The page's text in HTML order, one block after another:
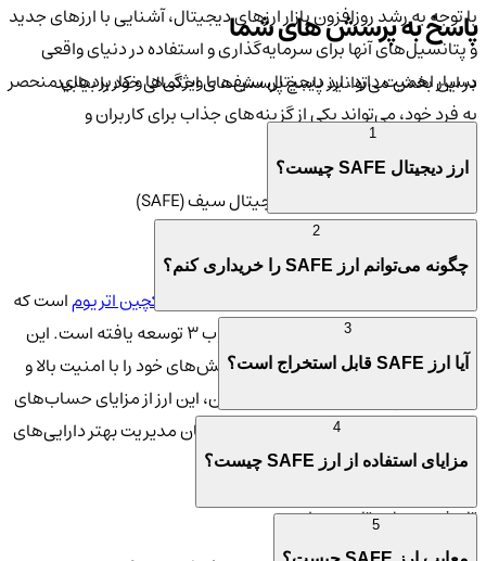
با توجه به رشد روزافزون بازار ارزهای دیجیتال، آشنایی با ارزهای جدید
و پتانسیل‌های آنها برای سرمایه‌گذاری و استفاده در دنیای واقعی
بسیار اهمیت دارد. ارز دیجیتال سیف، با ویژگی‌ها و کاربردهای منحصر
به فرد خود، می‌تواند یکی از گزینه‌های جذاب برای کاربران و
سرمایه‌گذاران باشد.
ویژگی‌های منحصر به فرد ارز دیجیتال سیف (SAFE)
تعاریف و مفاهیم پایه مرتبط با ارز SAFE
ارز دیجیتال SAFE یک توکن ERC-20 بر بستر
بلاکچین اتریوماست که
با هدف ایجاد یک لایه مالکیت امن در وب ۳ توسعه یافته است. این
توکن به کاربران امکان می‌دهد تا تراکنش‌های خود را با امنیت بالا و
هزینه‌های پایین انجام دهند. همچنین، این ارز از مزایای حساب‌های
هوشمند بهره‌مند است که به کاربران امکان مدیریت بهتر دارایی‌های
خود را می‌دهد.
تاریخچه و علت تاسیس ارز
پاسخ به پرسش های شما
در این بخش می‌توانید پاسخ پرسش‌های احتمالی خود را بیابید
ارز دیجیتال SAFE چیست؟
چگونه می‌توانم ارز SAFE را خریداری کنم؟
آیا ارز SAFE قابل استخراج است؟
مزایای استفاده از ارز SAFE چیست؟